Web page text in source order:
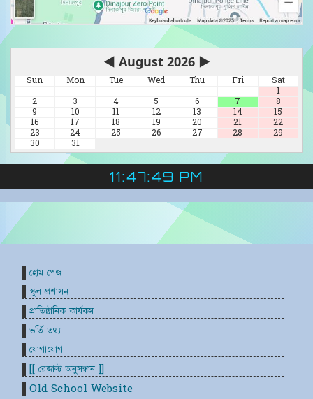
◀ August 2026 ▶
Sun Mon Tue Wed Thu Fri
Sat
1
2
3 4 5 6 7
8
9
10 11 12 13 14
15
16
17 18 19 20 21
22
23
24 25 26 27 28
29
30
31
11:47:50 PM
হোম পেজ
স্কুল প্রশাসন
প্রাতিষ্ঠানিক কার্যকম
ভর্তি তথ্য
যোগাযোগ
[[ রেজাল্ট অনুসন্ধান ]]
Old School Website